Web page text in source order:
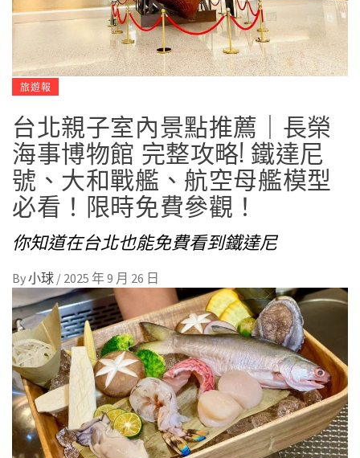
旅遊報
台北親子室內景點推薦｜長榮
海事博物館 完整攻略! 鐵達尼
號、大和戰艦、航空母艦模型
必看！限時免費參觀！
你知道在台北也能免費看到鐵達尼
By小球 / 2025 年 9 月 26 日